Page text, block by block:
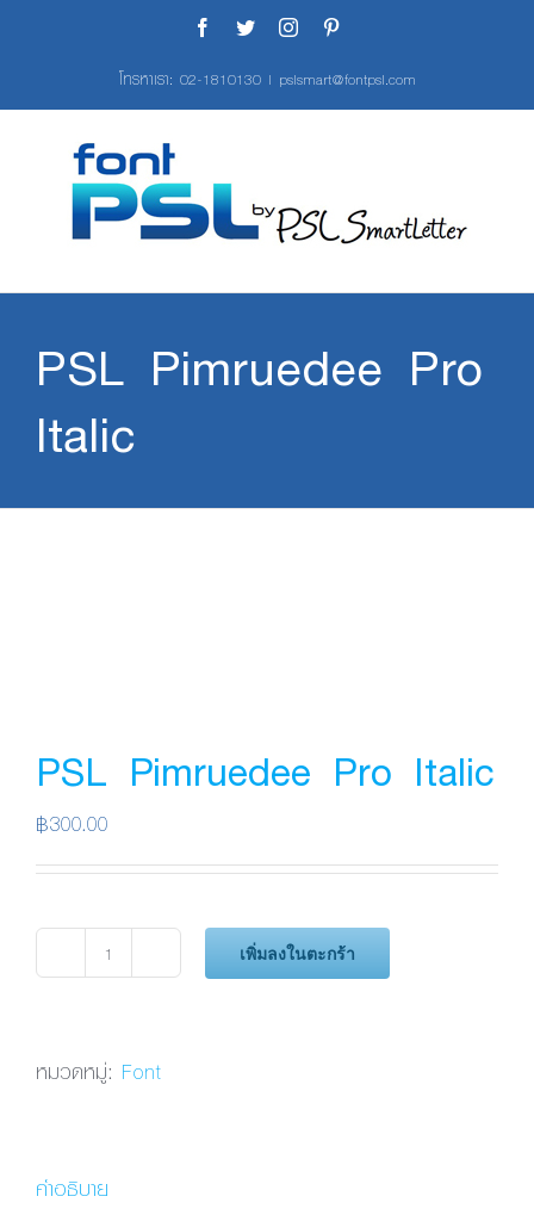
Facebook
TwitterInstagram
โทรหาเรา: 02-1810130 | pslsmart@fontpsl.com
PSL Pimruedee Pro
Italic
PSL Pimruedee Pro Italic
฿300.00
จำนวน
Pro
เพิ่มลงในตะกร้า
หมวดหมู่: Font
คำอธิบาย